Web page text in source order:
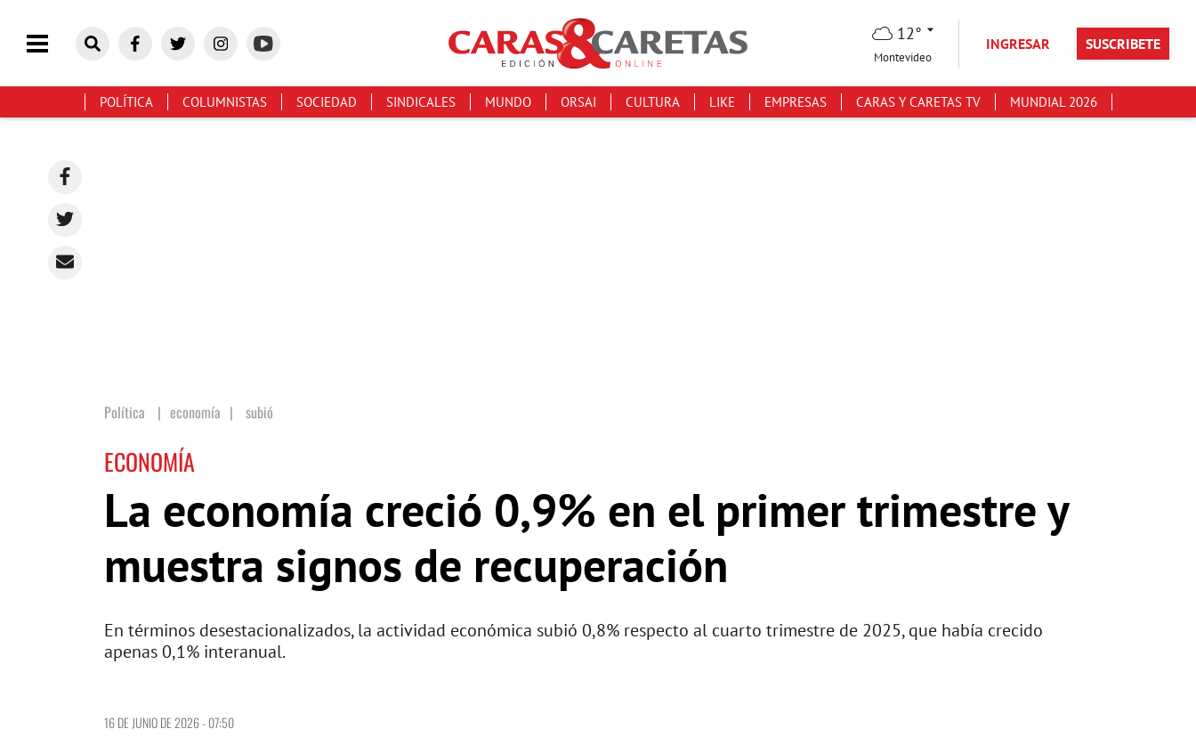
12°
Montevideo
INGRESAR SUSCRIBETE
POLÍTICA COLUMNISTAS SOCIEDAD SINDICALES MUNDO ORSAI CULTURA LIKE EMPRESAS CARAS Y CARETAS TV MUNDIAL 2026
Política economía | subió
ECONOMÍA
La economía creció 0,9% en el primer trimestre y
muestra signos de recuperación
En términos desestacionalizados, la actividad económica subió 0,8% respecto al cuarto trimestre de 2025, que había crecido
apenas 0,1% interanual.
16 DE JUNIO DE 2026 - 07:50